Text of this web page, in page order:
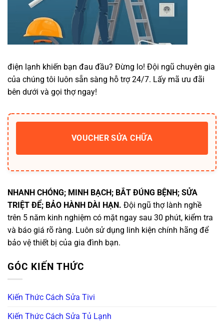
điện lạnh khiến bạn đau đầu? Đừng lo! Đội ngũ chuyên gia
của chúng tôi luôn sẵn sàng hỗ trợ 24/7. Lấy mã ưu đãi
bên dưới và gọi thợ ngay!
VOUCHER SỬA CHỮA
NHANH CHÓNG; MINH BẠCH; BẮT ĐÚNG BỆNH; SỬA
TRIỆT ĐỂ; BẢO HÀNH DÀI HẠN. Đội ngũ thợ lành nghề
trên 5 năm kinh nghiệm có mặt ngay sau 30 phút, kiểm tra
và báo giá rõ ràng. Luôn sử dụng linh kiện chính hãng để
bảo vệ thiết bị của gia đình bạn.
GÓC KIẾN THỨC
Kiến Thức Cách Sửa Tivi
Kiến Thức Cách Sửa Tủ Lạnh